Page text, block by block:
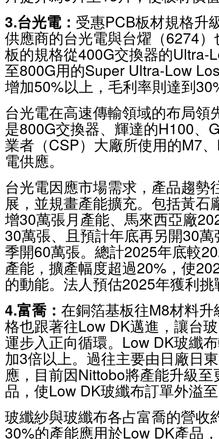
3.台光電： 受惠PCB板材規格升
供應商的台光電與台燿（6274
板的規格從400G交換器的Ultra-
至800G用的Super Ultra-Low
增加50%以上，毛利率則達到
台光電在高速傳輸領域的布局領
是800G交換器、輝達的H100、
業者（CSP）大廠所使用的M7
電供應。
台光電因應市場需求，產品趨勢
展，並規畫產能擴充。包括黃石
增30萬張月產能、馬來西亞廠
30萬張、且預計年底再另開30
季開60萬張。總計2025年底較
產能，擴產幅度超過20%，使
的動能。法人預估2025年獲利
4.富喬： 在銅箔基板往M8材料
格也跟著往Low DK邁進，讓台
運步入正向循環。Low DK玻纖
加3倍以上。過往主要由日廠日
應，目前因Nittobo將產能升級
品，使Low DK玻纖布訂單外溢
玻纖紗與玻纖布各占富喬的營收
30%的產能應用於Low DK產品